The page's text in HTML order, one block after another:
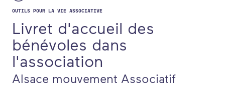
OUTILS POUR LA VIE ASSOCIATIVE
Livret d'accueil des
bénévoles dans
l'association
Alsace mouvement Associatif